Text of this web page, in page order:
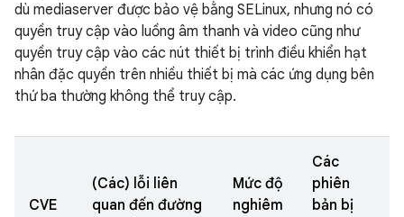
dù mediaserver được bảo vệ bằng SELinux, nhưng nó có
quyền truy cập vào luồng âm thanh và video cũng như
quyền truy cập vào các nút thiết bị trình điều khiển hạt
nhân đặc quyền trên nhiều thiết bị mà các ứng dụng bên
thứ ba thường không thể truy cập.
CVE
(Các) lỗi liên
quan đến đường
Mức độ
nghiêm
Các
phiên
bản bị